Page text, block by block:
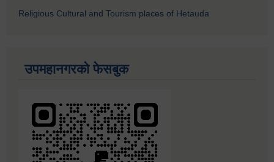
Religious Cultural and Tourism places of Hetauda
उपमहानगरको फेसबुक